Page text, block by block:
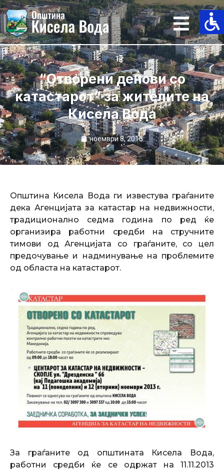
Skip
to
content
“Отворени денови со
катастарот” за жителите на
Кисела Вода
ноември 8, 2013
Општина Кисела Вода ги известува граѓаните
дека Агенцијата за катастар на недвижности,
традиционално седма година по ред ќе
организира работни средби на стручните
тимови од Агенцијата со граѓаните, со цел
предочување и надминување на проблемите
од областа на катастарот.
За граѓаните од општината Кисела Вода,
работни средби ќе се одржат на 11.11.2013